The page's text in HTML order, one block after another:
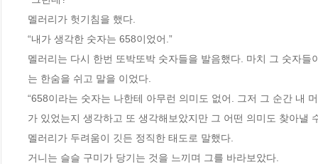
멜러리가 헛기침을 했다.
“내가 생각한 숫자는 658이었어.”
멜러리는 다시 한번 또박또박 숫자들을 발음했다. 마치 그 숫자
는 한숨을 쉬고 말을 이었다.
“658이라는 숫자는 나한테 아무런 의미도 없어. 그저 그 순간 내
가 있었는지 생각하고 또 생각해보았지만 그 어떤 의미도 찾아낼
멜러리가 두려움이 깃든 정직한 태도로 말했다.
거니는 슬슬 구미가 당기는 것을 느끼며 그를 바라보았다.